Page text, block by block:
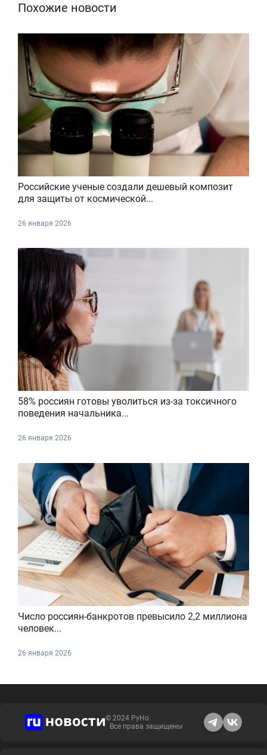
Похожие новости
Российские ученые создали дешевый композит
для защиты от космической...
26 января 2026
58% россиян готовы уволиться из-за токсичного
поведения начальника...
26 января 2026
Число россиян-банкротов превысило 2,2 миллиона
человек...
26 января 2026
© 2024 РуНо.
Все права защищены